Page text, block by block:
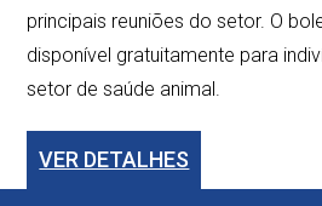
principais reuniões do setor. O
disponível gratuitamente para
setor de saúde animal.
VER DETALHES